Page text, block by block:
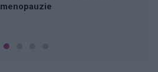
menopauzie